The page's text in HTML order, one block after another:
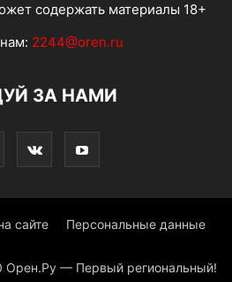
содержать материалы 18+
2244@oren.ru
ЗА НАМИ
сайте Персональные данные
Орен.Ру — Первый региональный!